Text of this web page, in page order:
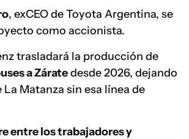
, exCEO de Toyota Argentina, se
como accionista.
trasladará la producción de
a Záratedesde 2026, dejando
La Matanza sin esa línea de
entre los trabajadores y